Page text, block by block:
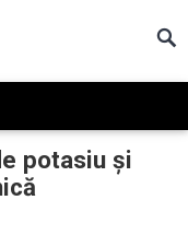
potasiu și